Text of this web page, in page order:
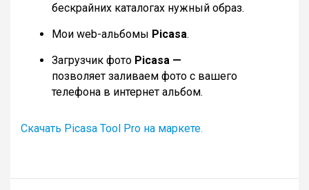
бескрайних каталогах нужный образ.
Мои web-альбомы Picasa.
Загрузчик фото Picasa —
позволяет заливаем фото с вашего
телефона в интернет альбом.
Скачать Picasa Tool Pro на маркете.